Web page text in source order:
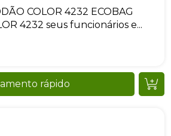
COLOR 4232 ECOBAG
4232 seus funcionários e...
rápido